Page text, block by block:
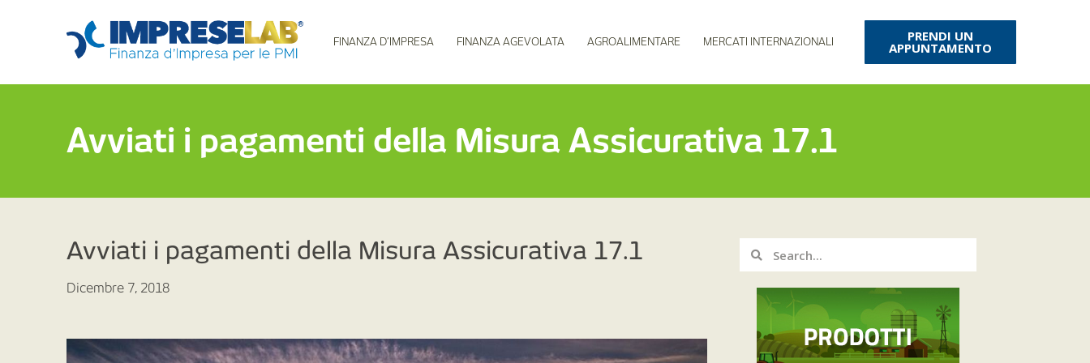
FINANZA D’IMPRESA FINANZA AGEVOLATA AGROALIMENTARE MERCATI INTERNAZIONALI PRENDI UN
APPUNTAMENTO
Avviati i pagamenti della Misura Assicurativa 17.1
Avviati i pagamenti della Misura Assicurativa 17.1
Dicembre 7, 2018